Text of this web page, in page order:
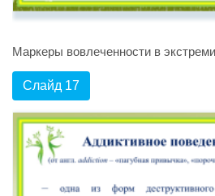
Маркеры вовлеченности в
Слайд 17